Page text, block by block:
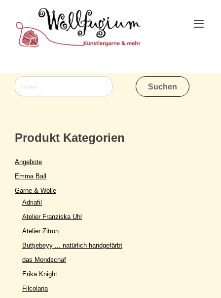
content
Suchen
nach:
Produkt Kategorien
Angebote
Emma Ball
Garne & Wolle
Adriafil
Atelier Franziska Uhl
Atelier Zitron
Buttjebeyy ... natürlich handgefärbt
das Mondschaf
Erika Knight
Filcolana